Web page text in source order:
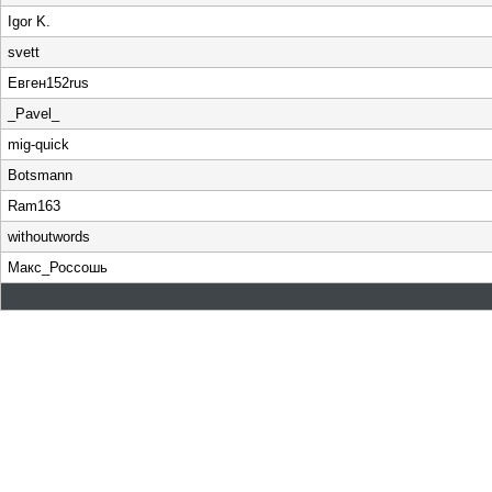
Igor K.
svett
Евген152rus
_Pavel_
mig-quick
Botsmann
Ram163
withoutwords
Макс_Россошь